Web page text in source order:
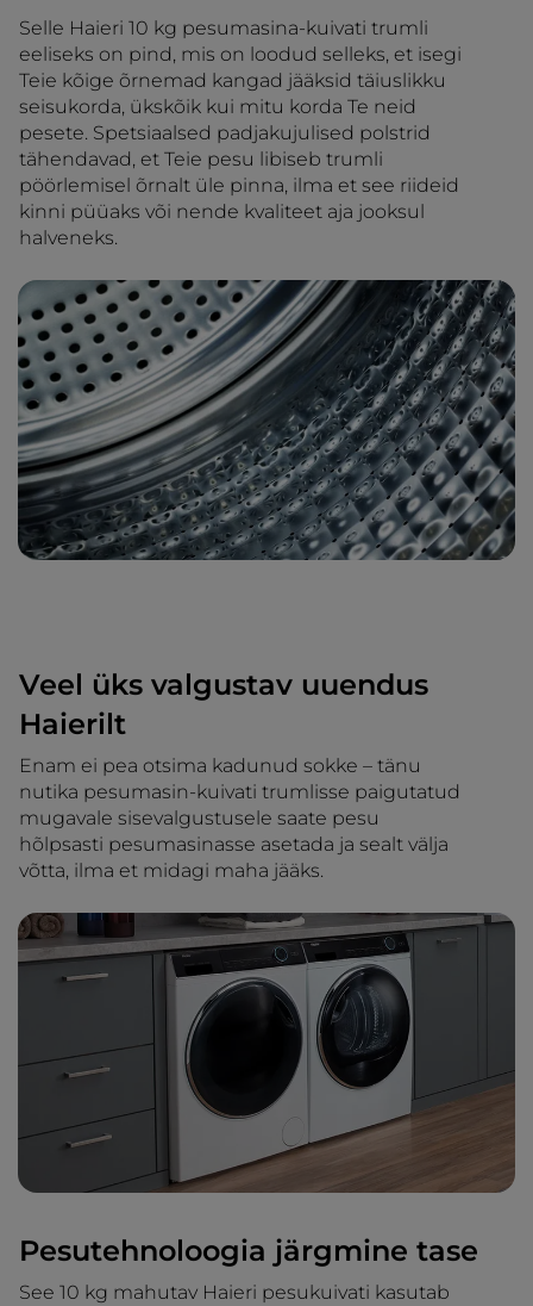
Selle Haieri 10 kg pesumasina-kuivati trumli
eeliseks on pind, mis on loodud selleks, et isegi
Teie kõige õrnemad kangad jääksid täiuslikku
seisukorda, ükskõik kui mitu korda Te neid
pesete. Spetsiaalsed padjakujulised polstrid
tähendavad, et Teie pesu libiseb trumli
pöörlemisel õrnalt üle pinna, ilma et see riideid
kinni püüaks või nende kvaliteet aja jooksul
halveneks.
Veel üks valgustav uuendus
Haierilt
Enam ei pea otsima kadunud sokke – tänu
nutika pesumasin-kuivati trumlisse paigutatud
mugavale sisevalgustusele saate pesu
hõlpsasti pesumasinasse asetada ja sealt välja
võtta, ilma et midagi maha jääks.
Pesutehnoloogia järgmine tase
See 10 kg mahutav Haieri pesukuivati kasutab